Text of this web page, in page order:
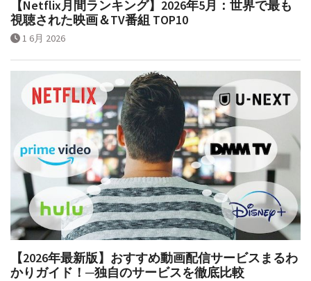
【Netflix月間ランキング】2026年5月：世界で最も
視聴された映画＆TV番組 TOP10
1 6月 2026
【2026年最新版】おすすめ動画配信サービスまるわ
かりガイド！─独自のサービスを徹底比較